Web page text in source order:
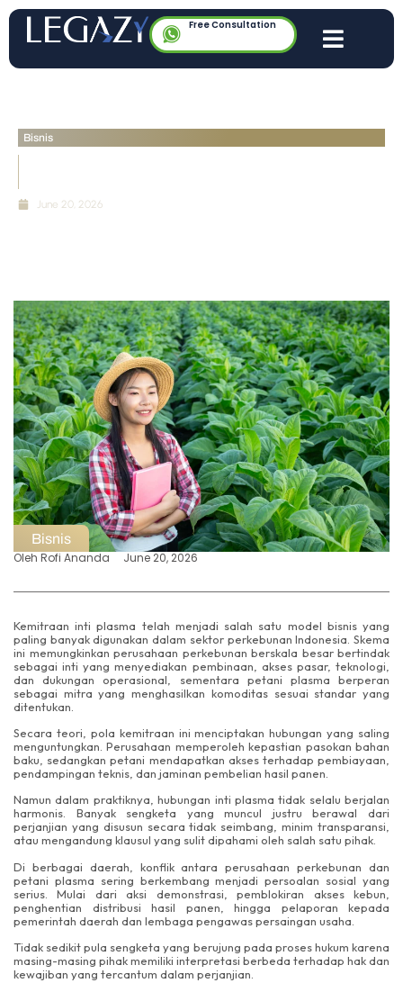
Free Consultation
Bisnis
June 20, 2026
Bisnis
Oleh Rofi Ananda June 20, 2026
Kemitraan inti plasma telah menjadi salah satu model bisnis yang
paling banyak digunakan dalam sektor perkebunan Indonesia. Skema
ini memungkinkan perusahaan perkebunan berskala besar bertindak
sebagai inti yang menyediakan pembinaan, akses pasar, teknologi,
dan dukungan operasional, sementara petani plasma berperan
sebagai mitra yang menghasilkan komoditas sesuai standar yang
ditentukan.
Secara teori, pola kemitraan ini menciptakan hubungan yang saling
menguntungkan. Perusahaan memperoleh kepastian pasokan bahan
baku, sedangkan petani mendapatkan akses terhadap pembiayaan,
pendampingan teknis, dan jaminan pembelian hasil panen.
Namun dalam praktiknya, hubungan inti plasma tidak selalu berjalan
harmonis. Banyak sengketa yang muncul justru berawal dari
perjanjian yang disusun secara tidak seimbang, minim transparansi,
atau mengandung klausul yang sulit dipahami oleh salah satu pihak.
Di berbagai daerah, konflik antara perusahaan perkebunan dan
petani plasma sering berkembang menjadi persoalan sosial yang
serius. Mulai dari aksi demonstrasi, pemblokiran akses kebun,
penghentian distribusi hasil panen, hingga pelaporan kepada
pemerintah daerah dan lembaga pengawas persaingan usaha.
Tidak sedikit pula sengketa yang berujung pada proses hukum karena
masing-masing pihak memiliki interpretasi berbeda terhadap hak dan
kewajiban yang tercantum dalam perjanjian.